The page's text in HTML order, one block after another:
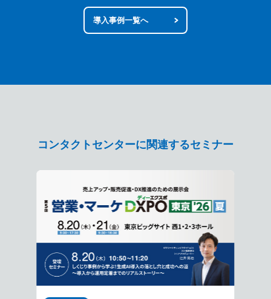
導入事例一覧へ
コンタクトセンターに関連するセミナー